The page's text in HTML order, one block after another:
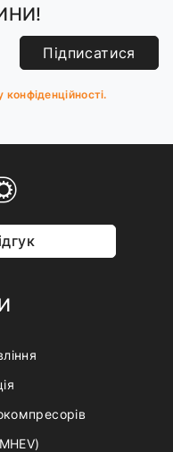
Підписатися
конфіденційності.